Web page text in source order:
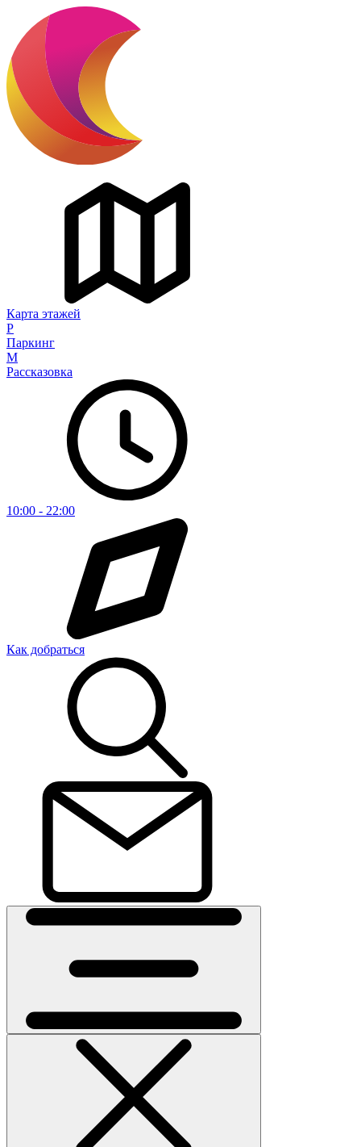
Карта этажей
P
Паркинг
M
Рассказовка
10:00 - 22:00
Как добраться